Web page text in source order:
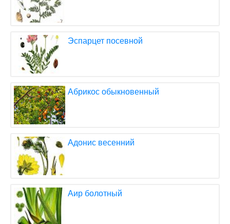
Эспарцет посевной
Абрикос обыкновенный
Адонис весенний
Аир болотный